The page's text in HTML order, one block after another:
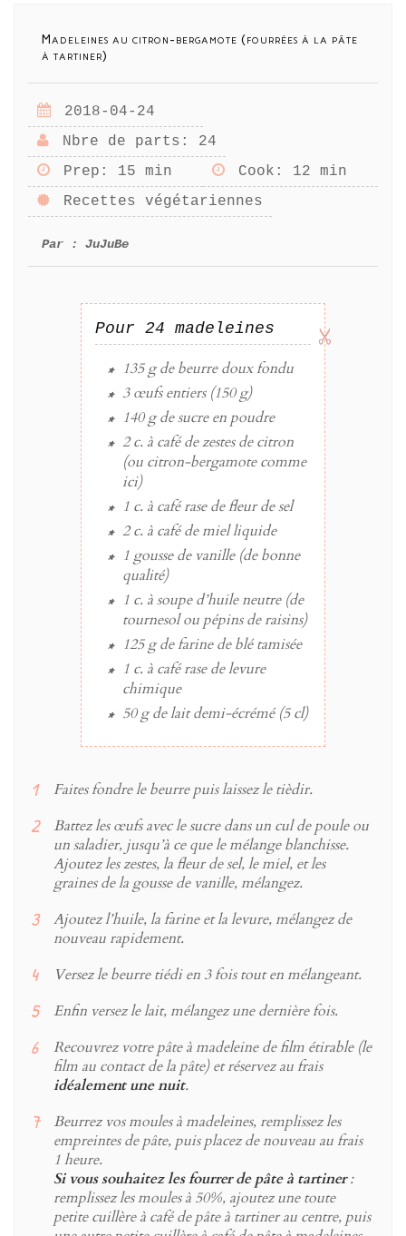
Madeleines au citron-bergamote (fourrées à la pâte
à tartiner)
2018-04-24
Nbre de parts : 24
Prep : 15 min Cook : 12 min
Recettes végétariennes
Par : JuJuBe
Pour 24 madeleines
135 gdebeurredoux fondu
3 œufsentiers (150 g)
140 gdesucreen poudre
2 c. à cafédezestes de citron
(ou citron-bergamote comme
ici)
1 c. à caférase defleur de sel
2 c. à cafédemielliquide
1 gousse de vanille(de bonne
qualité)
1 c. à souped’huile neutre(de
tournesol ou pépins de raisins)
125 gdefarine de blétamisée
1 c. à caférase delevure
chimique
50 gdelaitdemi-écrémé (5 cl)
Faites fondre le beurre puis laissez le tièdir.
Battez les œufs avec le sucre dans un cul de poule ou
un saladier, jusqu’à ce que le mélange blanchisse.
Ajoutez les zestes, la fleur de sel, le miel, et les
graines de la gousse de vanille, mélangez.
Ajoutez l’huile, la farine et la levure, mélangez de
nouveau rapidement.
Versez le beurre tiédi en 3 fois tout en mélangeant.
Enfin versez le lait, mélangez une dernière fois.
Recouvrez votre pâte à madeleine de film étirable (le
film au contact de la pâte) et réservez au frais
idéalement une nuit.
Beurrez vos moules à madeleines, remplissez les
empreintes de pâte, puis placez de nouveau au frais
1 heure.
Si vous souhaitez les fourrer de pâte à tartiner:
remplissez les moules à 50%, ajoutez une toute
petite cuillère à café de pâte à tartiner au centre, puis